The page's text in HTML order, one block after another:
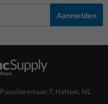
Aanmelden
Populierenlaan 7, Hattem, NL